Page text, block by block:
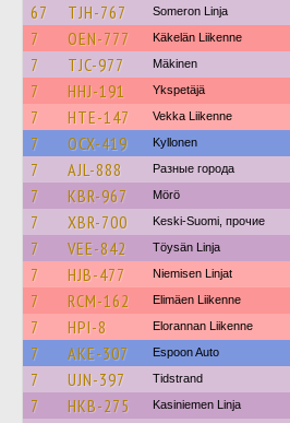
67 TJH-767 Someron Linja
7 OEN-777 Käkelän Liikenne
7 TJC-977 Mäkinen
7 HHJ-191 Ykspetäjä
7 HTE-147 Vekka Liikenne
7 OCX-419 Kyllonen
7 AJL-888 Разные города
7 KBR-967 Mörö
7 XBR-700 Keski-Suomi, прочие
7 VEE-842 Töysän Linja
7 HJB-477 Niemisen Linjat
7 RCM-162 Elimäen Liikenne
7 HPI-8 Elorannan Liikenne
7 AKE-307 Espoon Auto
7 UJN-397 Tidstrand
7 HKB-275 Kasiniemen Linja